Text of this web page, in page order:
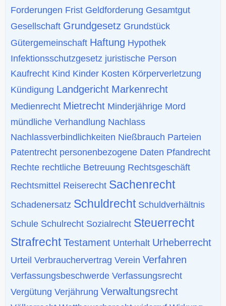
Forderungen Frist Geldforderung Gesamtgut
Gesellschaft Grundgesetz Grundstück
Gütergemeinschaft Haftung Hypothek
Infektionsschutzgesetz juristische Person
Kaufrecht Kind Kinder Kosten Körperverletzung
Kündigung Landgericht Markenrecht
Medienrecht Mietrecht Minderjährige Mord
mündliche Verhandlung Nachlass
Nachlassverbindlichkeiten Nießbrauch Parteien
Patentrecht personenbezogene Daten Pfandrecht
Rechte rechtliche Betreuung Rechtsgeschäft
Rechtsmittel Reiserecht Sachenrecht
Schadenersatz Schuldrecht Schuldverhältnis
Schule Schulrecht Sozialrecht Steuerrecht
Strafrecht Testament Unterhalt Urheberrecht
Urteil Verbrauchervertrag Verein Verfahren
Verfassungsbeschwerde Verfassungsrecht
Vergütung Verjährung Verwaltungsrecht